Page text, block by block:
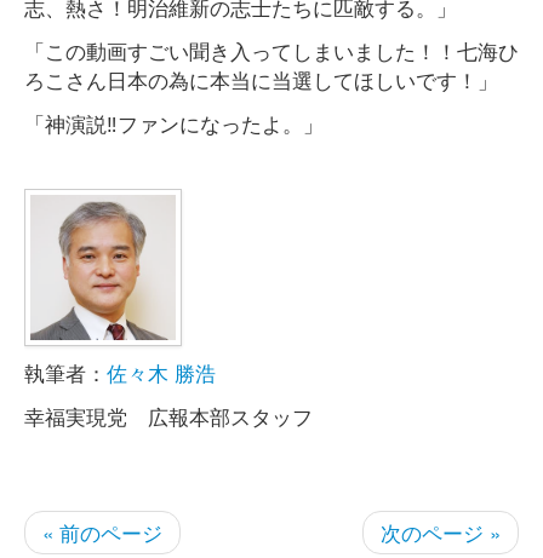
志、熱さ！明治維新の志士たちに匹敵する。」
「この動画すごい聞き入ってしまいました！！七海ひ
ろこさん日本の為に本当に当選してほしいです！」
「神演説‼️ファンになったよ。」
執筆者： 佐々木 勝浩
幸福実現党 広報本部スタッフ
« 前のページ 次のページ »